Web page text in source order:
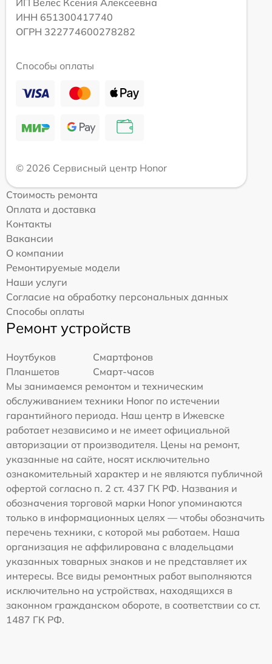
ИП Велес Ксения Алексеевна
ИНН 651300417740
ОГРН 322774600278282
Способы оплаты
© 2026 Сервисный центр Honor
Стоимость ремонта
Оплата и доставка
Контакты
Вакансии
О компании
Ремонтируемые модели
Наши услуги
Согласие на обработку персональных данных
Способы оплаты
Ремонт устройств
Ноутбуков
Смартфонов
Планшетов
Смарт-часов
Мы занимаемся ремонтом и техническим
обслуживанием техники Honor по истечении
гарантийного периода. Наш центр в Ижевске
работает независимо и не имеет официальной
авторизации от производителя. Цены на ремонт,
указанные на сайте, носят исключительно
ознакомительный характер и не являются публичной
офертой согласно п. 2 ст. 437 ГК РФ. Названия и
обозначения торговой марки Honor упоминаются
только в информационных целях — чтобы обозначить
перечень техники, с которой мы работаем. Наша
организация не аффилирована с владельцами
указанных товарных знаков и не представляет их
интересы. Все виды ремонтных работ выполняются
исключительно на устройствах, находящихся в
законном гражданском обороте, в соответствии со ст.
1487 ГК РФ.